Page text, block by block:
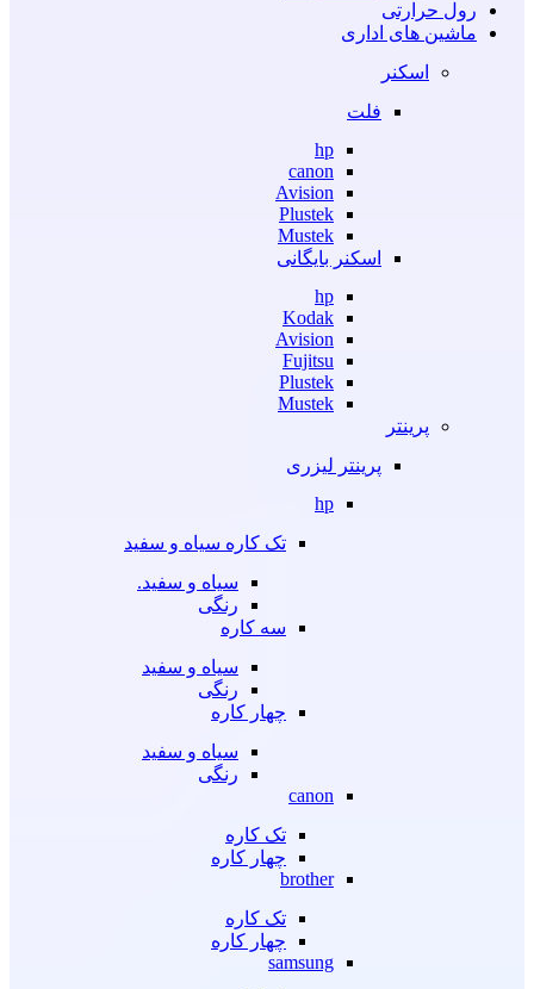
رول حرارتی
ماشین های اداری
اسکنر
فلت
hp
canon
Avision
Plustek
Mustek
اسکنر بایگانی
hp
Kodak
Avision
Fujitsu
Plustek
Mustek
پرینتر
پرینتر لیزری
hp
تک کاره سیاه و سفید
سیاه و سفید.
رنگی
سه کاره
سیاه و سفید
رنگی
چهار کاره
سیاه و سفید
رنگی
canon
تک کاره
چهار کاره
brother
تک کاره
چهار کاره
samsung